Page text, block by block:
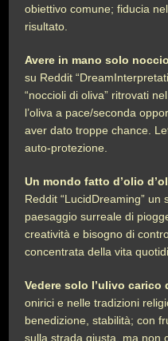
obiettivo comune; fiducia
risultato.
Avere in mano solo
su Reddit
“noccioli di oliva” ritrovati
l’oliva a pace/seconda
aver dato troppe chance.
auto-protezione.
Un mondo fatto d’olio
Reddit “LucidDreaming” un
paesaggio surreale di
creatività e bisogno di
concentrata della vita
Vedere solo l’ulivo carico
onirici e nelle tradizioni
benedizione, stabilità; con
sulla strada giusta, ma non